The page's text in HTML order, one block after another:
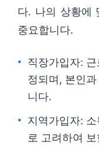
다. 나의 상황에
중요합니다.
직장가입자:
정되며, 본인
니다.
지역가입자:
로 고려하여